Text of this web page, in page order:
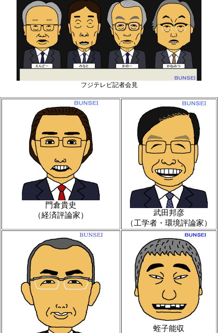
フジテレビ記者会見
門倉貴史
（経済評論家）
武田邦彦
（工学者・環境評論家）
蛭子能収